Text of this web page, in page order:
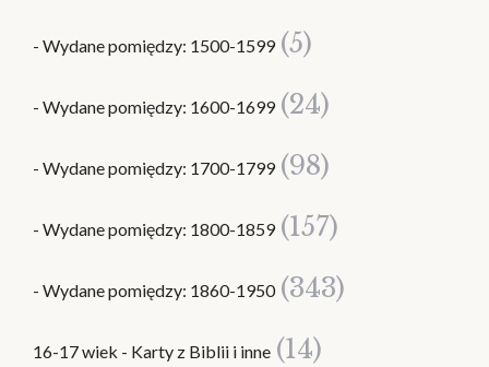
- Wydane pomiędzy: 1500-1599 (5)
- Wydane pomiędzy: 1600-1699 (24)
- Wydane pomiędzy: 1700-1799 (98)
- Wydane pomiędzy: 1800-1859 (157)
- Wydane pomiędzy: 1860-1950 (343)
16-17 wiek - Karty z Biblii i inne (14)